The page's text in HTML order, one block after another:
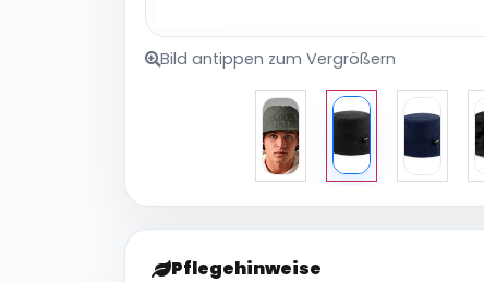
Bild antippen zum Vergrößern
Pflegehinweise